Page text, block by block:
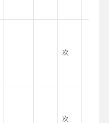
次
次